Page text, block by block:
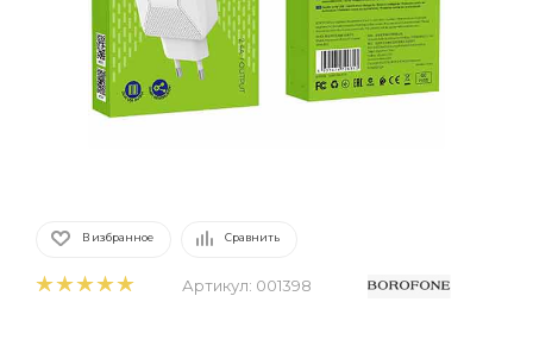
В избранное Сравнить
Артикул: 001398